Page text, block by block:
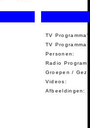
TV
TV Programma
Personen:
Radio
Groepen /
Videos:
Afbeeldingen: